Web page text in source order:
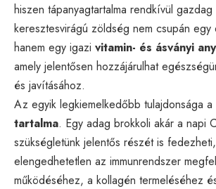
hiszen tápanyagtartalma rendkívül
keresztesvirágú zöldség nem csupán
hanem egy igazi vitamin- és ásványi
amely jelentősen hozzájárulhat
és javításához.
Az egyik legkiemelkedőbb tulajdonsága a
tartalma. Egy adag brokkoli akár a napi
szükségletünk jelentős részét is
elengedhetetlen az immunrendszer
működéséhez, a kollagén termeléséhez